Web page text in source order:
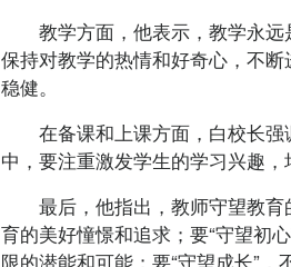
教学方面，他表示，教学永远
保持对教学的热情和好奇心，不
稳健。
在备课和上课方面，白校长强
中，要注重激发学生的学习兴趣
最后，他指出，教师守望教育
育的美好憧憬和追求；要“守望初
限的潜能和可能；要“守望成长”